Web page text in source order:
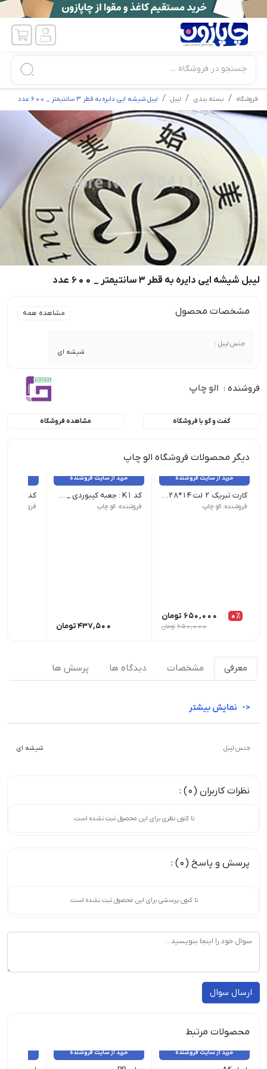
جستجو در فروشگاه ...
فروشگاه بسته بندی لیبل لیبل شیشه ایی دایره به قطر 3 سانتیمتر _ 600 عدد
لیبل شیشه ایی دایره به قطر 3 سانتیمتر _ 600 عدد
مشخصات محصول مشاهده همه
جنس لیبل :
شیشه ای
فروشنده : الو چاپ
گفت و گو با فروشگاه مشاهده فروشگاه
دیگر محصولات فروشگاه الو چاپ
خرید از سایت فروشنده
کارت تبریک 2 لت 14*28 _ 100 عدد
فروشنده: الو چاپ
0٪ 650,000 تومان
650,000 تومان
خرید از سایت فروشنده
کد K1 : جعبه کیبوردی _ 25 عدد
فروشنده: الو چاپ
437,500تومان
فروشنده: الو
معرفی مشخصات دیدگاه ها پرسش ها
جنس لیبل شیشه ای
نظرات کاربران (0) :
تا کنون نظری برای این محصول ثبت نشده است.
پرسش و پاسخ (0) :
تا کنون پرسشی برای این محصول ثبت نشده است.
ارسال سوال
محصولات مرتبط
خرید از سایت فروشنده خرید از سایت فروشنده